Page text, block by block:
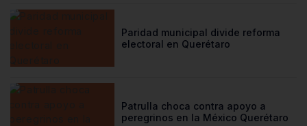
Paridad municipal divide reforma
electoral en Querétaro
Patrulla choca contra apoyo a
peregrinos en la México Querétaro